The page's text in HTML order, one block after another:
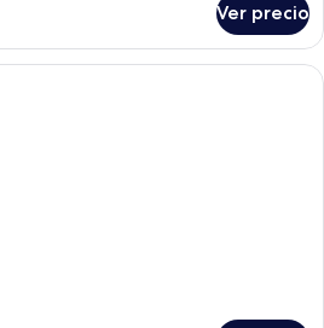
Ver precio
Un dormitorio moderno con una